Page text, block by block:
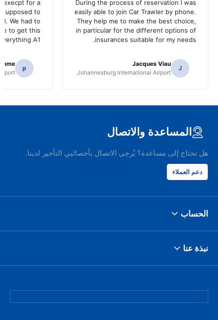
During the process of reservation I was
easily able to join Car Trawler by phone.
They help me to make the best choice,
in particular for the different options of
insurances suitable for my needs.
J
Jacques Viau
Johannesburg International Airport
execpt for a
to
We had to
to get this
A1
p
المساعدة والاتصال
هل تحتاج إلى مساعدة؟ يُرجى الاتصال بأخصائيي التأجير لدينا.
دعم العملاء
الحساب
نبذة عنا